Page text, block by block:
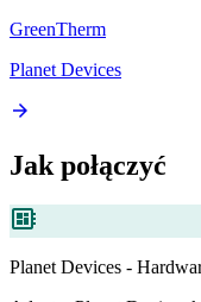
GreenTherm
Planet Devices
arrow_forward
Jak połączyć
developer_board
Planet Devices -